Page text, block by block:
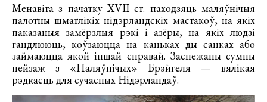
Менавіта з пачатку XVII ст. паходзяць маляўнічыя
палотны шматлікіх нідэрландскіх мастакоў, на якіх
паказаныя замёрзлыя рэкі і азёры, на якіх людзі
гандлююць, коўзаюцца на каньках ды санках або
займаюцца якой іншай справай. Заснежаны сумны
пейзаж з «Паляўнічых» Брэйгеля — вялікая
рэдкасць для сучасных Нідэрландаў.